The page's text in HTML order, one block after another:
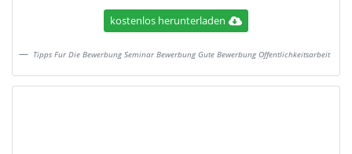
kostenlos herunterladen
Tipps Fur Die Bewerbung Seminar Bewerbung Gute Bewerbung Offentlichkeitsarbeit